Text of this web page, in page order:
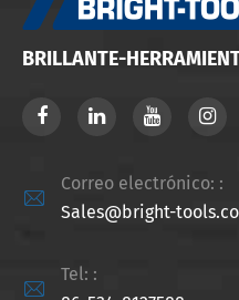
BRILLANTE-

Correo electrónico: :
Sales@bright-

Tel: :